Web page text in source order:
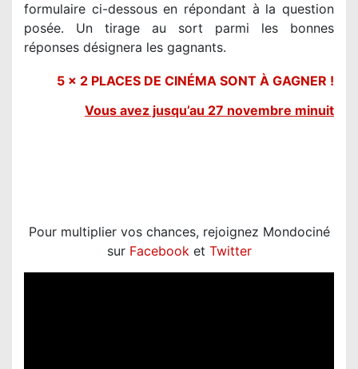
formulaire ci-dessous en répondant à la question
posée. Un tirage au sort parmi les bonnes
réponses désignera les gagnants.
5 x 2 PLACES DE CINÉMA SONT À GAGNER !
Vous avez jusqu’au 27 novembre minuit
Pour multiplier vos chances, rejoignez Mondociné
sur Facebooket Twitter